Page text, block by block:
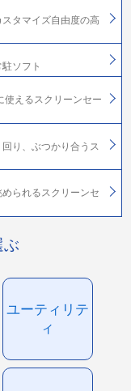
タマイズ自由度の高
ソフト
使えるスクリーンセー
り、ぶつかり合うス
られるスクリーンセ
ぶ
ユーティリテ
ィ